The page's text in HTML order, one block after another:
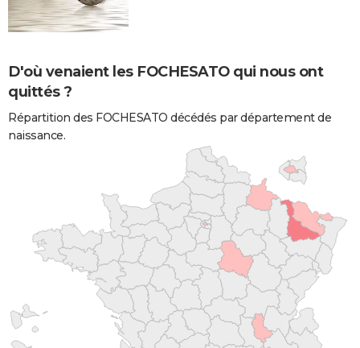
D'où venaient les FOCHESATO qui nous ont
quittés ?
Répartition des FOCHESATO décédés par département de
naissance.